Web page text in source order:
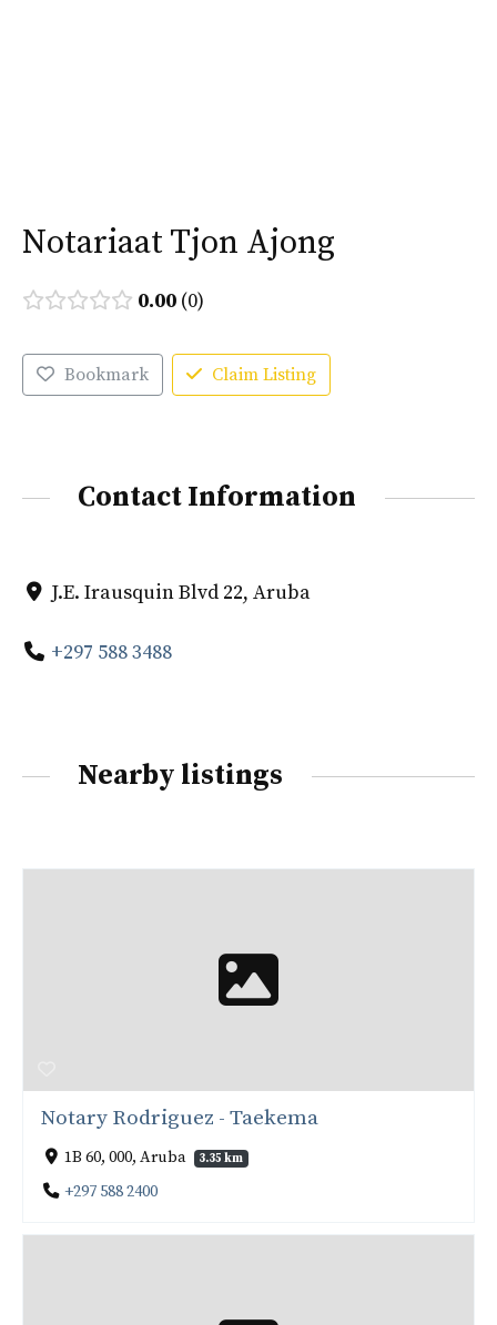
Notariaat Tjon Ajong
0.00 0
Bookmark Claim Listing
Contact Information
J.E. Irausquin Blvd 22, Aruba
+297 588 3488
Nearby listings
Notary Rodriguez - Taekema
1B 60, 000, Aruba 3.35 km
+297 588 2400